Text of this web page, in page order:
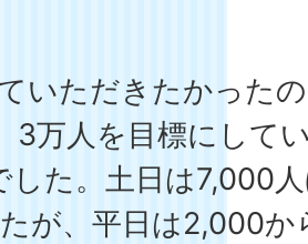
いただきたかった
3万人を目標にして
した。土日は7,000
が、平日は2,000